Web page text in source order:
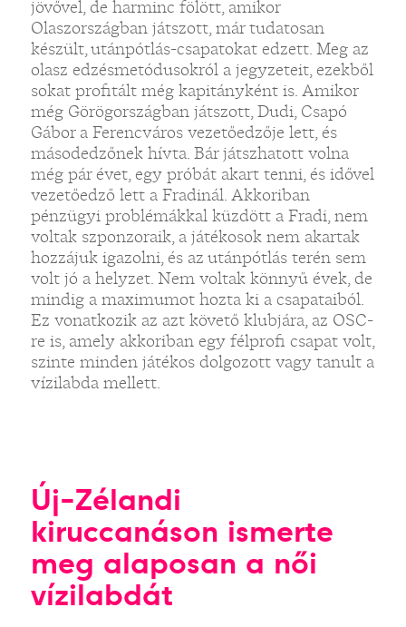
jövővel, de harminc fölött, amikor
Olaszországban játszott, már tudatosan
készült, utánpótlás-csapatokat edzett. Meg az
olasz edzésmetódusokról a jegyzeteit, ezekből
sokat profitált még kapitányként is. Amikor
még Görögországban játszott, Dudi, Csapó
Gábor a Ferencváros vezetőedzője lett, és
másodedzőnek hívta. Bár játszhatott volna
még pár évet, egy próbát akart tenni, és idővel
vezetőedző lett a Fradinál. Akkoriban
pénzügyi problémákkal küzdött a Fradi, nem
voltak szponzoraik, a játékosok nem akartak
hozzájuk igazolni, és az utánpótlás terén sem
volt jó a helyzet. Nem voltak könnyű évek, de
mindig a maximumot hozta ki a csapataiból.
Ez vonatkozik az azt követő klubjára, az OSC-
re is, amely akkoriban egy félprofi csapat volt,
szinte minden játékos dolgozott vagy tanult a
vízilabda mellett.
Új-Zélandi
kiruccanáson ismerte
meg alaposan a női
vízilabdát